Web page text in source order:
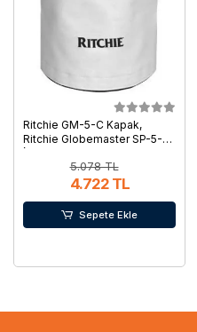
Ritchie GM-5-C Kapak,
Ritchie Globemaster SP-5-C
5.078 TL
4.722 TL
Sepete Ekle